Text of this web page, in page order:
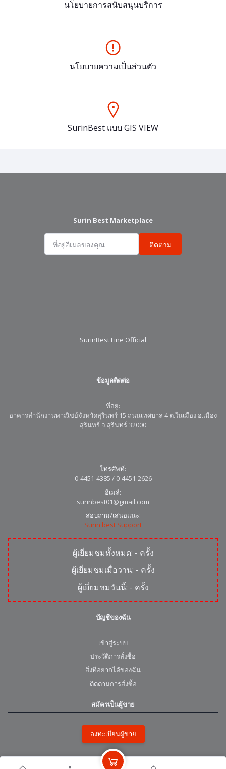
นโยบายการสนับสนุนบริการ
นโยบายความเป็นส่วนตัว
SurinBest แบบ GIS VIEW
Surin Best Marketplace
ติดตาม
SurinBest Line Official
ข้อมูลติดต่อ
ที่อยู่:
อาคารสำนักงานพาณิชย์จังหวัดสุรินทร์ 15 ถนนเทศบาล 4 ต.ในเมือง อ.เมือง
สุรินทร์ จ.สุรินทร์ 32000
โทรศัพท์:
0-4451-4385 / 0-4451-2626
อีเมล์:
surinbest01@gmail.com
สอบถาม/เสนอแนะ:
Surin best Support
ผู้เยี่ยมชมทั้งหมด: - ครั้ง
ผู้เยี่ยมชมเมื่อวาน: - ครั้ง
ผู้เยี่ยมชมวันนี้: - ครั้ง
บัญชีของฉัน
เข้าสู่ระบบ
ประวัติการสั่งซื้อ
สิ่งที่อยากได้ของฉัน
ติดตามการสั่งซื้อ
สมัครเป็นผู้ขาย
ลงทะเบียนผู้ขาย
หน่วยงานพันธมิตร